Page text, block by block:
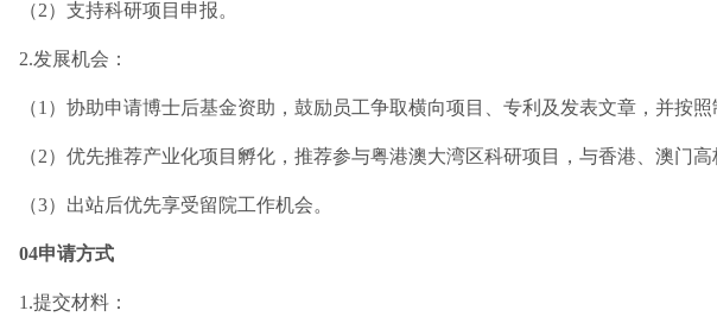
（2）支持科研项目申报。
2.发展机会：
（1）协助申请博士后基金资助，鼓励员工争取横向项目、专利及发表文章，并按照
（2）优先推荐产业化项目孵化，推荐参与粤港澳大湾区科研项目，与香港、澳门高
（3）出站后优先享受留院工作机会。
04申请方式
1.提交材料：